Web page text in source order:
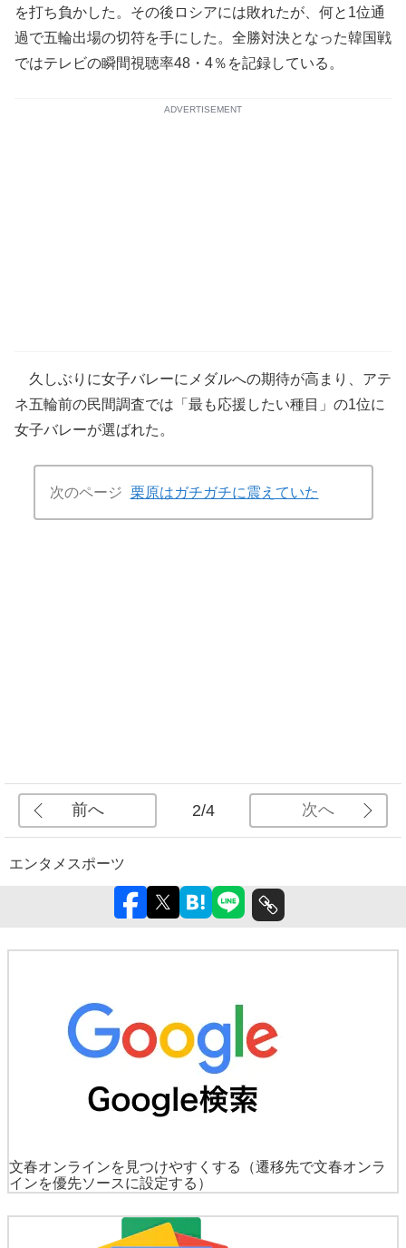
を打ち負かした。その後ロシアには敗れたが、何と1位通
過で五輪出場の切符を手にした。全勝対決となった韓国戦
ではテレビの瞬間視聴率48・4％を記録している。
ADVERTISEMENT
久しぶりに女子バレーにメダルへの期待が高まり、アテ
ネ五輪前の民間調査では「最も応援したい種目」の1位に
女子バレーが選ばれた。
次のページ 栗原はガチガチに震えていた
前へ 2/4 次へ
エンタメ スポーツ
文春オンラインを見つけやすくする
（遷移先で文春オンラ
インを優先ソースに設定する）